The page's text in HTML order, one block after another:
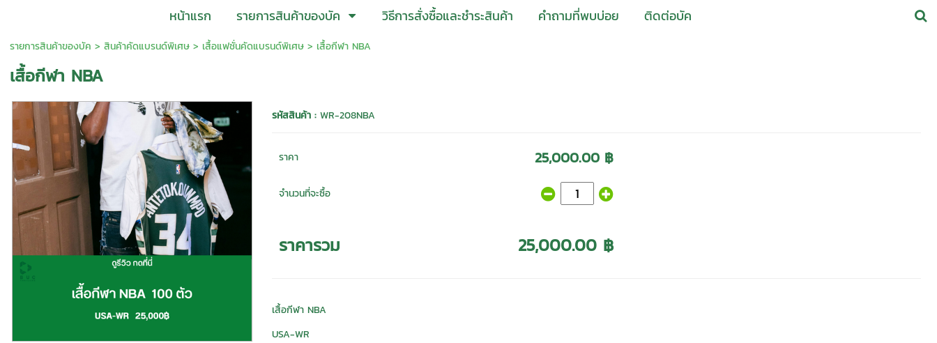
หน้าแรก รายการสินค้าของบัค วิธีการสั่งซื้อและชำระสินค้า คำถามที่พบบ่อย ติดต่อบัค
รายการสินค้าของบัค > สินค้าคัดแบรนด์พิเศษ> เสื้อแฟชั่นคัดแบรนด์พิเศษ> เสื้อกีฬา NBA
เสื้อกีฬา NBA
รหัสสินค้า : WR-208NBA
ราคา 25,000.00 ฿
จำนวนที่จะซื้อ
ราคารวม 25,000.00 ฿
เสื้อกีฬา NBA
USA-WR